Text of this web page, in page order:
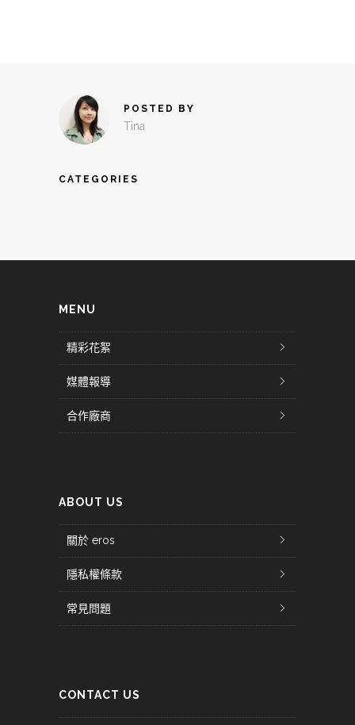
POSTED BY
Tina
CATEGORIES
MENU
精彩花絮
媒體報導
合作廠商
ABOUT US
關於 eros
隱私權條款
常見問題
CONTACT US